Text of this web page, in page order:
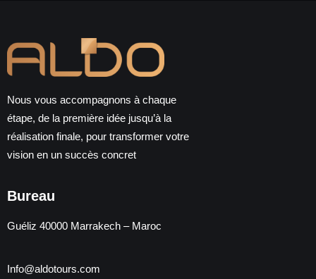
Nous vous accompagnons à chaque
étape, de la première idée jusqu’à la
réalisation finale, pour transformer votre
vision en un succès concret
Bureau
Guéliz 40000 Marrakech – Maroc
Info@aldotours.com